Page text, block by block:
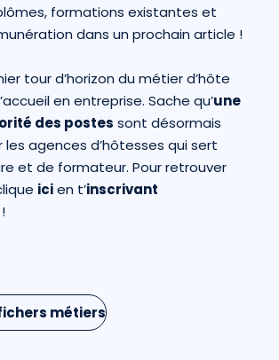
formations existantes et
dans un prochain article !
tour d’horizon du métier d’hôte
en entreprise. Sache qu’une
des postes sont désormais
agences d’hôtesses qui sert
et de formateur. Pour retrouver
icien t’inscrivant
métiers